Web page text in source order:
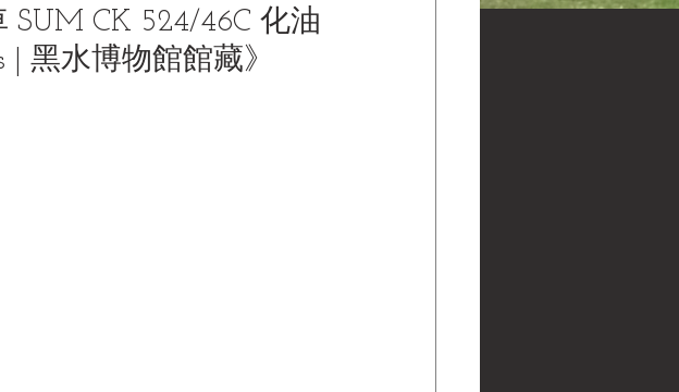
SUM CK 524/46C 化油
| 黑水博物館館藏》